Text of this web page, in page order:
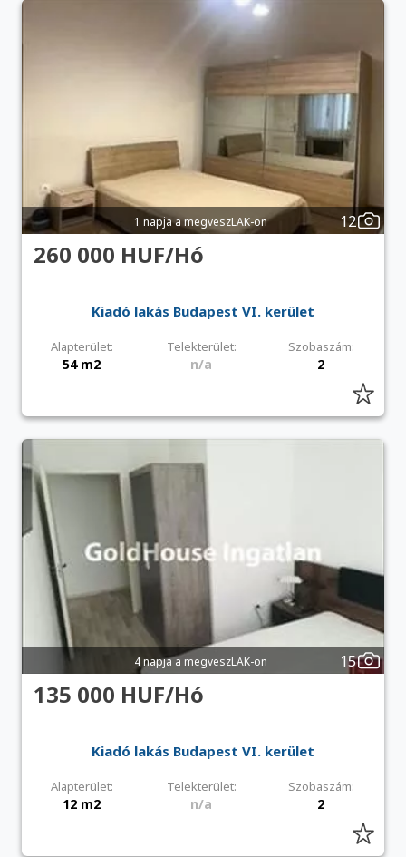
1 napja a megveszLAK-on 12
260 000 HUF/Hó
Kiadó lakás Budapest VI. kerület
Alapterület: Telekterület: Szobaszám:
54 m2 n/a 2
4 napja a megveszLAK-on 15
135 000 HUF/Hó
Kiadó lakás Budapest VI. kerület
Alapterület: Telekterület: Szobaszám:
12 m2 n/a 2